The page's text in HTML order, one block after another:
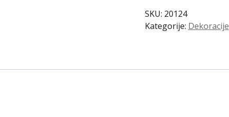
020
količina
SKU: 20124
Kategorije: Dekoracije